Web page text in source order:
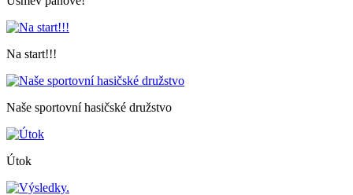
Na start!!!
Naše sportovní hasičské družstvo
Útok